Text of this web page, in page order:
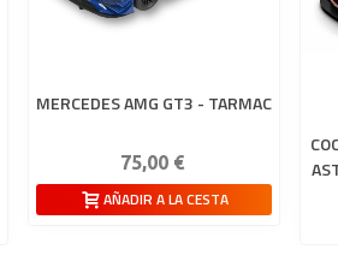
MERCEDES AMG GT3 - TARMAC
75,00 €
AÑADIR A LA CESTA